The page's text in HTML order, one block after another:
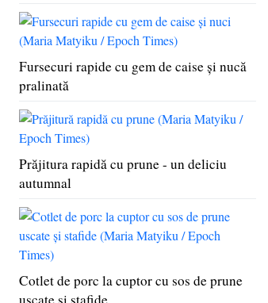
Fursecuri rapide cu gem de caise şi nucă
pralinată
Prăjitura rapidă cu prune - un deliciu
autumnal
Cotlet de porc la cuptor cu sos de prune
uscate şi stafide